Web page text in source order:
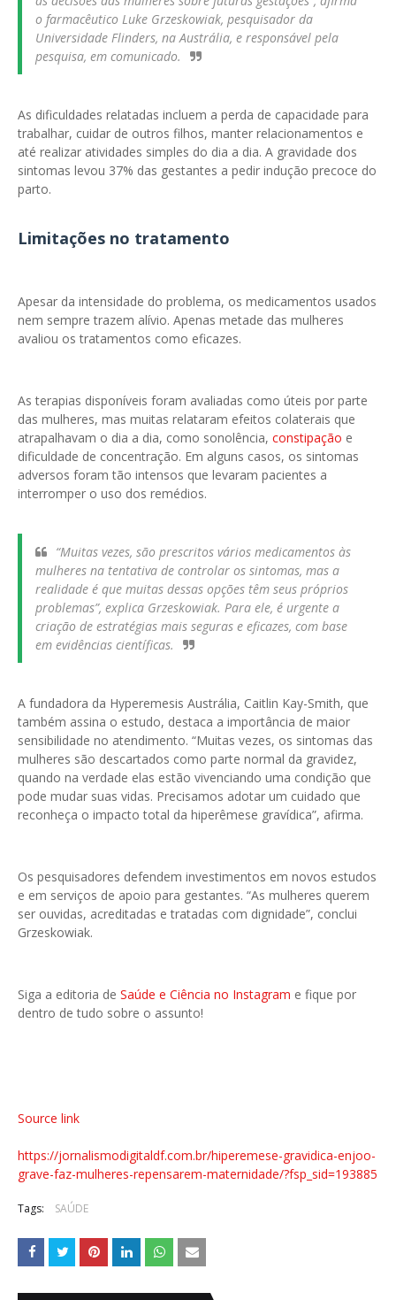
o farmacêutico Luke Grzeskowiak, pesquisador da
Universidade Flinders, na Austrália, e responsável pela
pesquisa, em comunicado.
As dificuldades relatadas incluem a perda de capacidade para
trabalhar, cuidar de outros filhos, manter relacionamentos e
até realizar atividades simples do dia a dia. A gravidade dos
sintomas levou 37% das gestantes a pedir indução precoce do
parto.
Limitações no tratamento
Apesar da intensidade do problema, os medicamentos usados
nem sempre trazem alívio. Apenas metade das mulheres
avaliou os tratamentos como eficazes.
As terapias disponíveis foram avaliadas como úteis por parte
das mulheres, mas muitas relataram efeitos colaterais que
atrapalhavam o dia a dia, como sonolência, constipação e
dificuldade de concentração. Em alguns casos, os sintomas
adversos foram tão intensos que levaram pacientes a
interromper o uso dos remédios.
“Muitas vezes, são prescritos vários medicamentos às
mulheres na tentativa de controlar os sintomas, mas a
realidade é que muitas dessas opções têm seus próprios
problemas”, explica Grzeskowiak. Para ele, é urgente a
criação de estratégias mais seguras e eficazes, com base
em evidências científicas.
A fundadora da Hyperemesis Austrália, Caitlin Kay-Smith, que
também assina o estudo, destaca a importância de maior
sensibilidade no atendimento. “Muitas vezes, os sintomas das
mulheres são descartados como parte normal da gravidez,
quando na verdade elas estão vivenciando uma condição que
pode mudar suas vidas. Precisamos adotar um cuidado que
reconheça o impacto total da hiperêmese gravídica”, afirma.
Os pesquisadores defendem investimentos em novos estudos
e em serviços de apoio para gestantes. “As mulheres querem
ser ouvidas, acreditadas e tratadas com dignidade”, conclui
Grzeskowiak.
Siga a editoria de Saúde e Ciência no Instagram e fique por
dentro de tudo sobre o assunto!
Source link
https://jornalismodigitaldf.com.br/hiperemese-gravidica-enjoo-
grave-faz-mulheres-repensarem-maternidade/?fsp_sid=193885
Tags: SAÚDE